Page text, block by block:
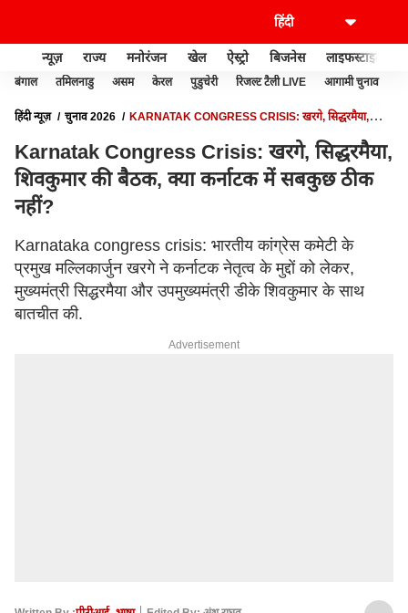
न्यूज़ राज्य मनोरंजन खेल ऐस्ट्रो बिजनेस लाइफस्टाइल
बंगाल तमिलनाडु असम केरल पुडुचेरी रिजल्ट टैली LIVE आगामी चुनाव
हिंदी न्यूज़ चुनाव 2026
KARNATAK CONGRESS CRISIS: खरगे, सिद्धरमैया,
Karnatak Congress Crisis: खरगे, सिद्धरमैया,
शिवकुमार की बैठक, क्या कर्नाटक में सबकुछ ठीक
नहीं?
Karnataka congress crisis: भारतीय कांग्रेस कमेटी के
प्रमुख मल्लिकार्जुन खरगे ने कर्नाटक नेतृत्व के मुद्दों को लेकर,
मुख्यमंत्री सिद्धरमैया और उपमुख्यमंत्री डीके शिवकुमार के साथ
बातचीत की.
Advertisement